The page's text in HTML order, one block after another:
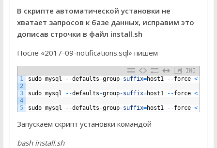
В скрипте автоматической установки не
хватает запросов к базе данных, исправим это
дописав строчки в файл install.sh
После «2017-09-notifications.sql» пишем
INI
1
2
3
4
5
sudo mysql --defaults -group-suffix=host1 --force <
sudo mysql --defaults -group-suffix=host1 --force <
sudo mysql --defaults -group-suffix=host1 --force <
Запускаем скрипт установки командой
bash install.sh